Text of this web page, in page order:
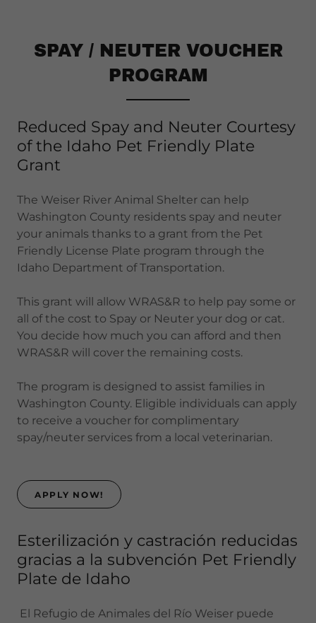
SPAY / NEUTER VOUCHER
PROGRAM
Reduced Spay and Neuter Courtesy
of the Idaho Pet Friendly Plate
Grant
The Weiser River Animal Shelter can help
Washington County residents spay and neuter
your animals thanks to a grant from the Pet
Friendly License Plate program through the
Idaho Department of Transportation.
This grant will allow WRAS&R to help pay some or
all of the cost to Spay or Neuter your dog or cat.
You decide how much you can afford and then
WRAS&R will cover the remaining costs.
The program is designed to assist families in
Washington County. Eligible individuals can apply
to receive a voucher for complimentary
spay/neuter services from a local veterinarian.
APPLY NOW!
Esterilización y castración reducidas
gracias a la subvención Pet Friendly
Plate de Idaho
El Refugio de Animales del Río Weiser puede